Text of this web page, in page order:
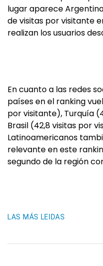
lugar aparece
de visitas por visitante
realizan los usuarios
En cuanto a las redes
países en el ranking
por visitante), Turquía
Brasil (42,8 visitas por
Latinoamericanos
relevante en este
segundo de la región
LAS MÁS LEIDAS